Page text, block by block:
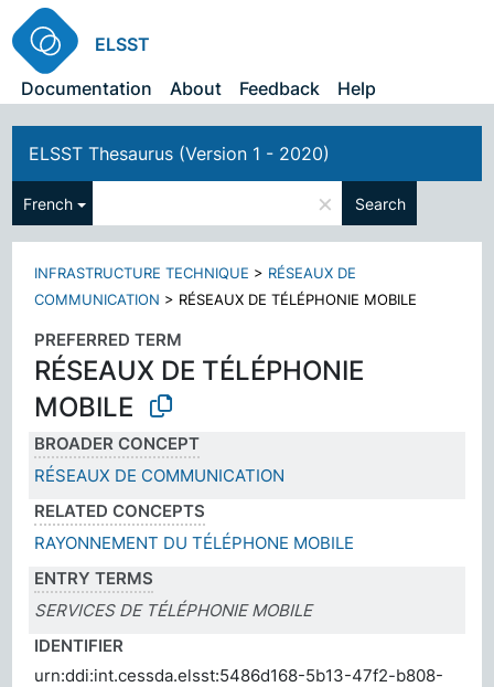
ELSST
Documentation
About Feedback Help
ELSST Thesaurus (Version 1 - 2020)
French × Search
INFRASTRUCTURE TECHNIQUE > RÉSEAUX DE
COMMUNICATION > RÉSEAUX DE TÉLÉPHONIE MOBILE
PREFERRED TERM
RÉSEAUX DE TÉLÉPHONIE
MOBILE
BROADER CONCEPT
RÉSEAUX DE COMMUNICATION
RELATED CONCEPTS
RAYONNEMENT DU TÉLÉPHONE MOBILE
ENTRY TERMS
SERVICES DE TÉLÉPHONIE MOBILE
IDENTIFIER
urn:ddi:int.cessda.elsst:5486d168-5b13-47f2-b808-